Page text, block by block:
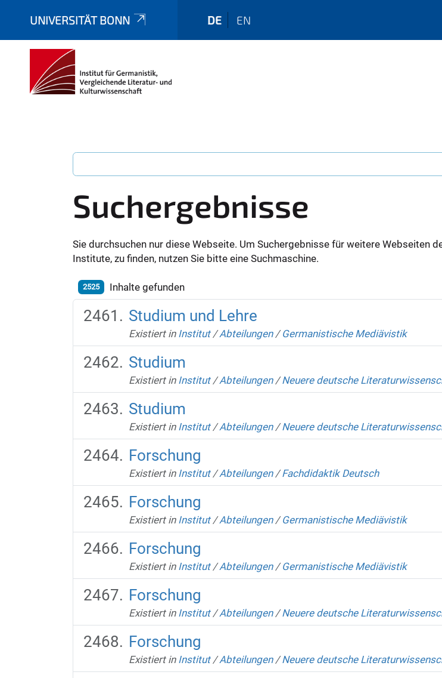
UNIVERSITÄT BONN DE EN
Suchergebnisse
Sie durchsuchen nur diese Webseite. Um Suchergebnisse für weitere Webseiten
Institute, zu finden, nutzen Sie bitte eine Suchmaschine.
2525 Inhalte gefunden
Studium und Lehre
Existiert in Institut /Abteilungen /Germanistische Mediävistik
Studium
Existiert in Institut /Abteilungen /Neuere deutsche
Studium
Existiert in Institut /Abteilungen /Neuere deutsche
Forschung
Existiert in Institut /Abteilungen /Fachdidaktik Deutsch
Forschung
Existiert in Institut /Abteilungen /Germanistische Mediävistik
Forschung
Existiert in Institut /Abteilungen /Germanistische Mediävistik
Forschung
Existiert in Institut /Abteilungen /Neuere deutsche
Forschung
Existiert in Institut /Abteilungen /Neuere deutsche